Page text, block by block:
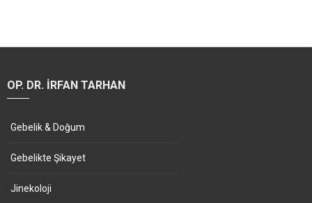
OP. DR. İRFAN TARHAN
Gebelik & Doğum
Gebelikte Şikayet
Jinekoloji